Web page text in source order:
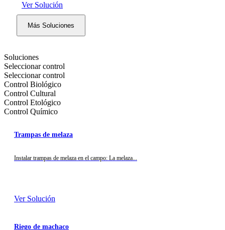
Ver Solución
Más Soluciones
Soluciones
Seleccionar control
Seleccionar control
Control Biológico
Control Cultural
Control Etológico
Control Químico
Trampas de melaza
Instalar trampas de melaza en el campo: La melaza...
Ver Solución
Riego de machaco